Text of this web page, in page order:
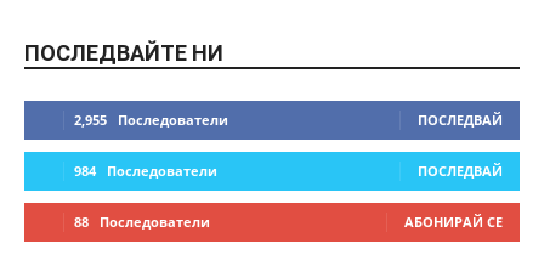
ПОСЛЕДВАЙТЕ НИ
2,955 Последователи ПОСЛЕДВАЙ
984 Последователи ПОСЛЕДВАЙ
88 Последователи АБОНИРАЙ СЕ